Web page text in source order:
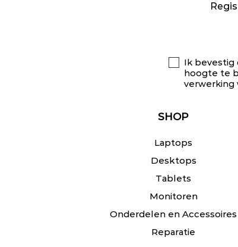
Ik bevestig
hoogte te
verwerking
SHOP
Laptops
Desktops
Tablets
Monitoren
Onderdelen en Accessoires
Reparatie